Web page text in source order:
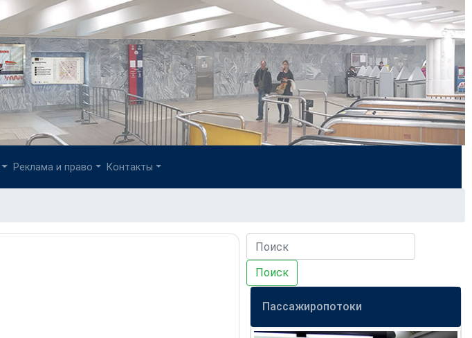
Реклама и право Контакты
Поиск
Пассажиропотоки